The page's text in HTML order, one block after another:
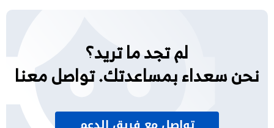
لم تجد ما تريد؟
نحن سعداء بمساعدتك. تواصل معنا